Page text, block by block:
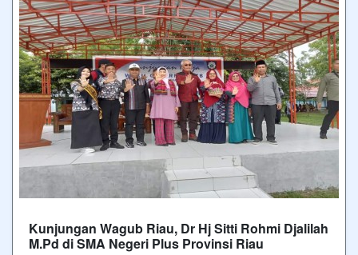
Kunjungan Wagub Riau, Dr Hj Sitti Rohmi Djalilah
M.Pd di SMA Negeri Plus Provinsi Riau
Kunjungan Wagub Riau, Dr Hj Sitti Rohmi Djalilah
M.Pd di SMA Negeri Plus Provinsi Riau